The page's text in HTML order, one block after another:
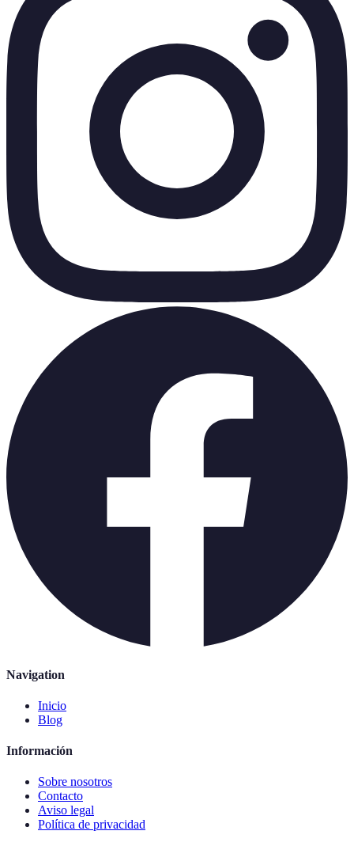
Navigation
Inicio
Blog
Información
Sobre nosotros
Contacto
Aviso legal
Política de privacidad